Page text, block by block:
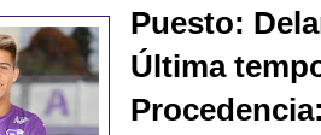
Puesto:
Última